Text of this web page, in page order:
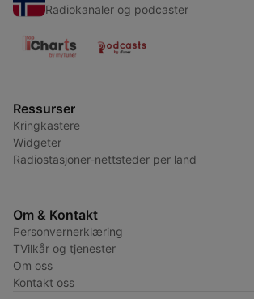
Radiokanaler og podcaster
Ressurser
Kringkastere
Widgeter
Radiostasjoner-nettsteder per land
Om & Kontakt
Personvernerklæring
TVilkår og tjenester
Om oss
Kontakt oss